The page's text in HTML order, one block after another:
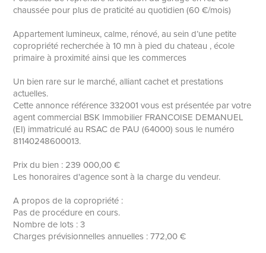
chaussée pour plus de praticité au quotidien (60 €/mois)
Appartement lumineux, calme, rénové, au sein d’une petite
copropriété recherchée à 10 mn à pied du chateau , école
primaire à proximité ainsi que les commerces
Un bien rare sur le marché, alliant cachet et prestations
actuelles.
Cette annonce référence 332001 vous est présentée par votre
agent commercial BSK Immobilier FRANCOISE DEMANUEL
(EI) immatriculé au RSAC de PAU (64000) sous le numéro
81140248600013.
Prix du bien : 239 000,00 €
Les honoraires d'agence sont à la charge du vendeur.
A propos de la copropriété :
Pas de procédure en cours.
Nombre de lots : 3
Charges prévisionnelles annuelles : 772,00 €